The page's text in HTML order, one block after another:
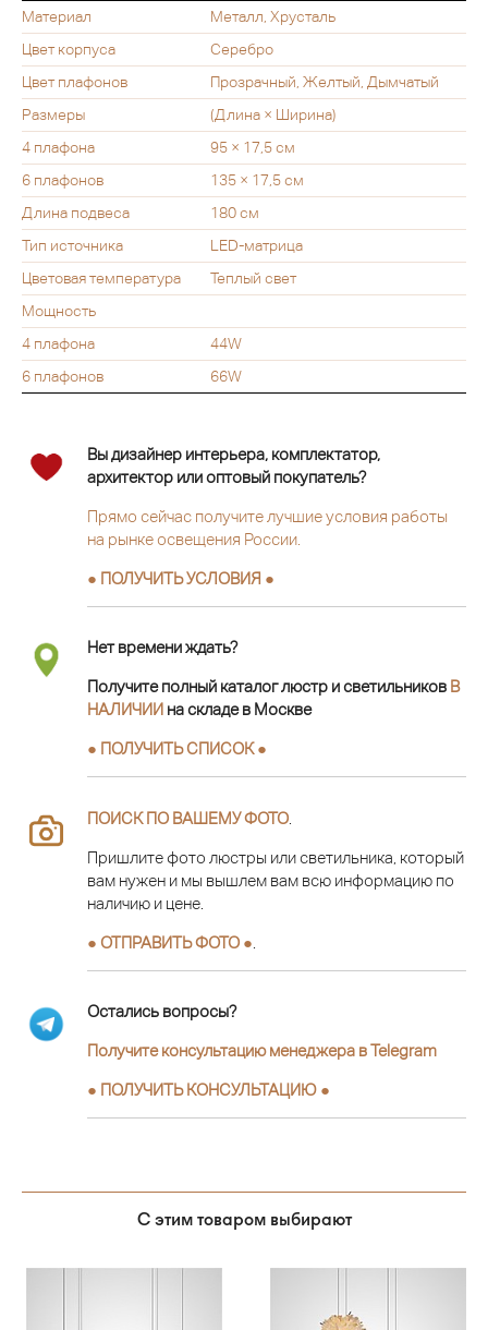
Материал
Металл, Хрусталь
Цвет корпуса
Серебро
Цвет плафонов
Прозрачный, Желтый, Дымчатый
Размеры
(Длина × Ширина)
4 плафона
95 × 17,5 см
6 плафонов
135 × 17,5 см
Длина подвеса
180 см
Тип источника
LED-матрица
Цветовая температура
Теплый свет
Мощность
4 плафона
44W
6 плафонов
66W
Вы дизайнер интерьера, комплектатор,
архитектор или оптовый покупатель?
Прямо сейчас получите лучшие условия работы
на рынке освещения России.
● ПОЛУЧИТЬ УСЛОВИЯ ●
Нет времени ждать?
Получите полный каталог люстр и светильников В
НАЛИЧИИ на складе в Москве
● ПОЛУЧИТЬ СПИСОК ●
ПОИСК ПО ВАШЕМУ ФОТО
Пришлите фото люстры или светильника, который
вам нужен и мы вышлем вам всю информацию по
наличию и цене.
● ОТПРАВИТЬ ФОТО ●
Остались вопросы?
Получите консультацию менеджера в Telegram
● ПОЛУЧИТЬ КОНСУЛЬТАЦИЮ ●
С этим товаром выбирают